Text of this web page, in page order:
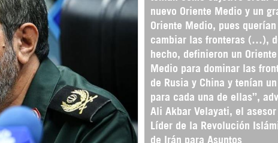
nuevo Oriente Medio y un
Oriente Medio, pues querían
cambiar las fronteras (…),
hecho, definieron un Oriente
Medio para dominar las
de Rusia y China y tenían
para cada una de ellas”,
Ali Akbar Velayati, el asesor
Líder de la Revolución
de Irán para Asuntos